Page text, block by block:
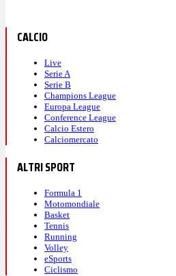
CALCIO
Live
Serie A
Serie B
Champions League
Europa League
Conference League
Calcio Estero
Calciomercato
ALTRI SPORT
Formula 1
Motomondiale
Basket
Tennis
Running
Volley
eSports
Ciclismo